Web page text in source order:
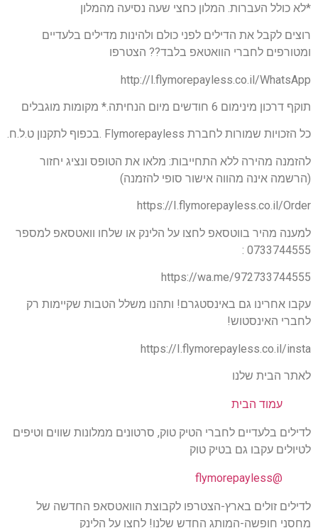
*לא כולל העברות. המלון כחצי שעה נסיעה מהמלון
רוצים לקבל את הדילים לפני כולם ולהינות מדילים בלעדיים
ומטורפים לחברי הוואטאפ בלבד?? הצטרפו
http://l.flymorepayless.co.il/WhatsApp
תוקף דרכון מינימום 6 חודשים מיום הנחיתה.* מקומות מוגבלים
כל הזכויות שמורות לחברת Flymorepayless .בכפוף לתקנון ט.ל.ח.
להזמנה מהירה ללא התחייבות: מלאו את הטופס ונציג יחזור
(הרשמה אינה מהווה אישור סופי להזמנה)
https://I.flymorepayless.co.il/Order
למענה מהיר בווטסאפ לחצו על הלינק או שלחו וואטסאפ למספר
0733744555 :
https://wa.me/972733744555
עקבו אחרינו גם באינסטגרם! ותהנו משלל הטבות שקיימות רק
לחברי האינסטוש!
https://I.flymorepayless.co.il/insta
לאתר הבית שלנו
עמוד הבית
לדילים בלעדיים לחברי הטיק טוק, סרטונים ממלונות שווים וטיפים
לטיולים עקבו גם בטיק טוק
@flymorepayless
לדילים זולים בארץ-הצטרפו לקבוצת הוואטסאפ החדשה של
מחסני חופשה-המותג החדש שלנו! לחצו על הלינק